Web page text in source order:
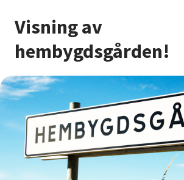
För dig som
Sök kurser och evenemang
Om SV
Starta studiecirkel
Cirkelledare
Visning av
hembygdsgården!